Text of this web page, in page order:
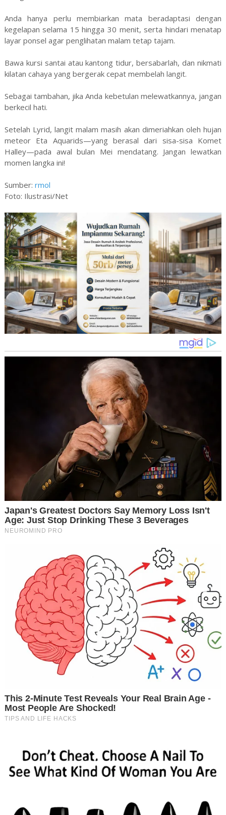
Anda hanya perlu membiarkan mata beradaptasi dengan
kegelapan selama 15 hingga 30 menit, serta hindari menatap
layar ponsel agar penglihatan malam tetap tajam.
Bawa kursi santai atau kantong tidur, bersabarlah, dan nikmati
kilatan cahaya yang bergerak cepat membelah langit.
Sebagai tambahan, jika Anda kebetulan melewatkannya, jangan
berkecil hati.
Setelah Lyrid, langit malam masih akan dimeriahkan oleh hujan
meteor Eta Aquarids—yang berasal dari sisa-sisa Komet
Halley—pada awal bulan Mei mendatang. Jangan lewatkan
momen langka ini!
Sumber: rmol
Foto: Ilustrasi/Net